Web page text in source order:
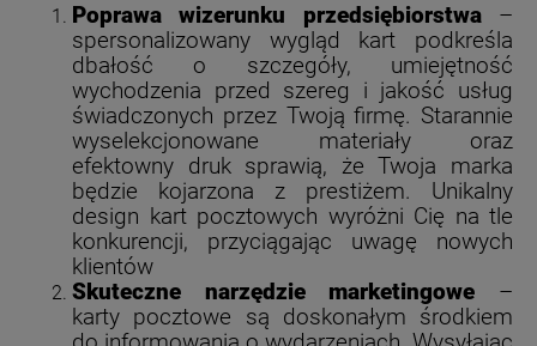
Poprawa wizerunku przedsiębiorstwa–
spersonalizowany wygląd kart podkreśla
dbałość o szczegóły, umiejętność
wychodzenia przed szereg i jakość usług
świadczonych przez Twoją firmę. Starannie
wyselekcjonowane materiały oraz
efektowny druk sprawią, że Twoja marka
będzie kojarzona z prestiżem. Unikalny
design kart pocztowych wyróżni Cię na tle
konkurencji, przyciągając uwagę nowych
klientów
Skuteczne narzędzie marketingowe –
karty pocztowe są doskonałym środkiem